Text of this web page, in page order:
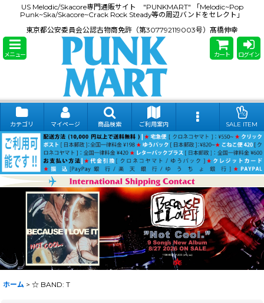
US Melodic/Skacore専門通販サイト "PUNKMART" 「Melodic~Pop
Punk~Ska/Skacore~Crack Rock Steady等の周辺バンドをセレクト」
東京都公安委員会公認古物商免許（第307792119003号）髙橋伸幸
メニュー カート ログイン
カテゴリ マイページ 商品検索 ご利用案内 SALE ITEM
ホーム > ☆ BAND: T